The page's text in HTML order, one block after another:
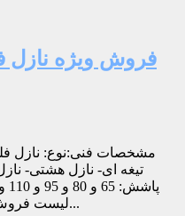
فروش ویژه
تیغه ای- نازل هشتی-
1/2 اینچنوع رزوه: نری BSPTلیست فروش ویژه...